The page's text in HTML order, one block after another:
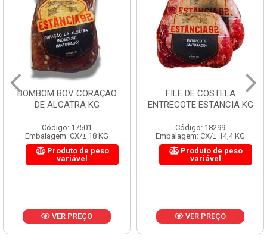
BOMBOM BOV CORAÇÃO
DE ALCATRA KG
Código: 17501
Embalagem: CX/± 18 KG
Produto de peso
variável
VER PREÇO
FILE DE COSTELA
ENTRECOTE ESTANCIA KG
Código: 18299
Embalagem: CX/± 14,4 KG
Produto de peso
variável
VER PREÇO